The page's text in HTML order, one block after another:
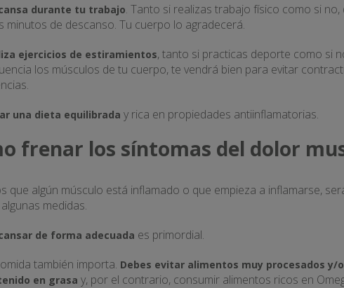
durante tu trabajo. Tanto si realizas trabajo físico como si
minutos de descanso. Tu cuerpo lo agradecerá.
ejercicios de estiramientos, tanto si practicas deporte como si
los músculos de tu cuerpo, te vendrá bien para evitar
una dieta equilibrada y rica en propiedades antiinflamatorias.
frenar los síntomas del dolor
que algún músculo está inflamado o que empieza a inflamarse,
medidas.
de forma adecuada es primordial.
también importa. Debes evitar alimentos muy procesados y/
en grasa y, por el contrario, consumir alimentos ricos en